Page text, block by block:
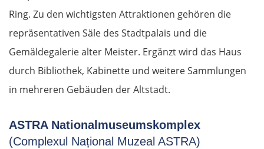
Ring. Zu den wichtigsten Attraktionen gehören die
repräsentativen Säle des Stadtpalais und die
Gemäldegalerie alter Meister. Ergänzt wird das Haus
durch Bibliothek, Kabinette und weitere Sammlungen
in mehreren Gebäuden der Altstadt.
ASTRA Nationalmuseumskomplex
(Complexul Național Muzeal ASTRA)